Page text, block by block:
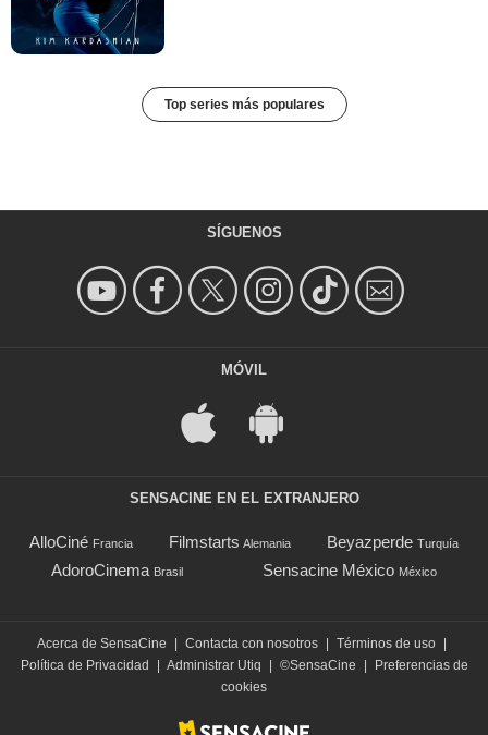
Top series más populares
SÍGUENOS
MÓVIL
SENSACINE EN EL EXTRANJERO
AlloCiné Francia Filmstarts Alemania Beyazperde Turquía
AdoroCinema Brasil Sensacine México México
Acerca de SensaCine Contacta con nosotros Términos de uso
Política de Privacidad
Administrar Utiq ©SensaCine
Preferencias de
cookies